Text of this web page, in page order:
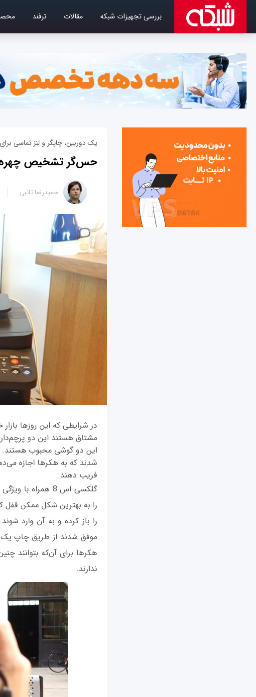
بررسی تجهیزات شبکه مقالات ترفند
یک دوربین، چاپگر و لنز تماسی
حس‌گر تشخیص چهره گلکسی اس 8 به
حمیدرضا تائبی
مشتاق هستند این دو
این دو گوشی محبوب هستند.
فریب دهند.
گلکسی اس 8
را به بهترین شکل ممکن قفل
موفق شدند از طریق چاپ یک
هکرها برای آن‌که بتوانند
ندارند.